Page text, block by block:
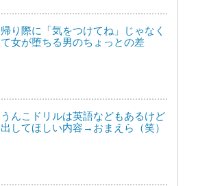
帰り際に「気をつけてね」じゃなく
て女が堕ちる男のちょっとの差
うんこドリルは英語などもあるけど
出してほしい内容→おまえら（笑）